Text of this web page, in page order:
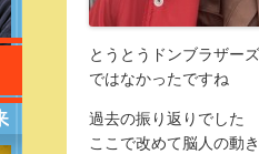
とうとうドンブラザー
ではなかったですね
過去の振り返りでした
ここで改めて脳人の動